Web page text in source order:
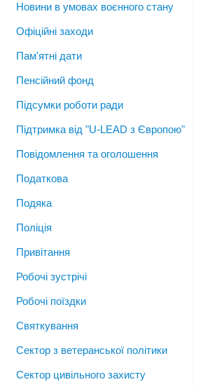
Новини в умовах воєнного стану
Офіційні заходи
Пам'ятні дати
Пенсійний фонд
Підсумки роботи ради
Підтримка від "U-LEAD з Європою"
Повідомлення та оголошення
Податкова
Подяка
Поліція
Привітання
Робочі зустрічі
Робочі поїздки
Святкування
Сектор з ветеранської політики
Сектор цивільного захисту